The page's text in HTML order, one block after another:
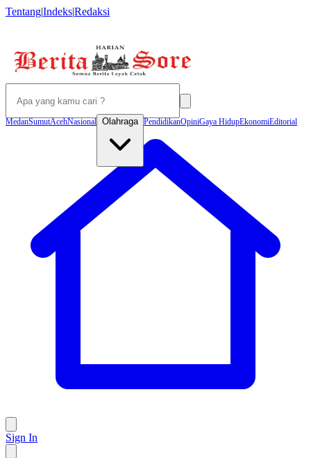
Tentang|Indeks|Redaksi
MedanSumutAcehNasional Olahraga PendidikanOpiniGaya HidupEkonomiEditorial
Sign In